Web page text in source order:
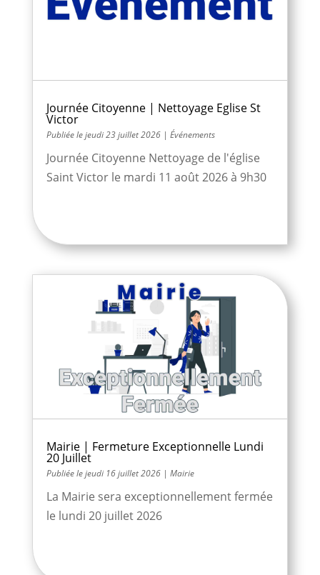
Journée Citoyenne | Nettoyage Eglise St
Victor
jeudi 23 juillet 2026| Événements
Journée Citoyenne Nettoyage de l'église
Saint Victor le mardi 11 août 2026 à 9h30
Mairie | Fermeture Exceptionnelle Lundi
20 Juillet
jeudi 16 juillet 2026| Mairie
La Mairie sera exceptionnellement fermée
le lundi 20 juillet 2026